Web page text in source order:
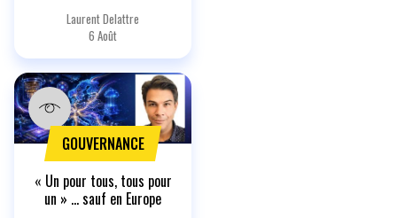
Laurent Delattre
6 Août
GOUVERNANCE
« Un pour tous, tous pour
un » … sauf en Europe